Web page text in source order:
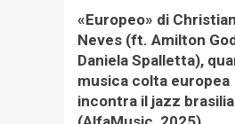
«Europeo» di
Neves (ft. Amilton
Daniela Spalletta),
musica colta europea
incontra il jazz